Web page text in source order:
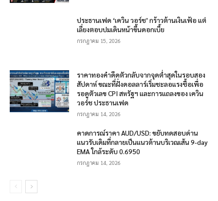
ประธานเฟด ‘เควิน วอร์ช’ กร้าวต้านเงินเฟ้อ แต่
เลี่ยงตอบปมเดินหน้าขึ้นดอกเบี้ย
กรกฎาคม 15, 2026
ราคาทองคำดีดตัวกลับจากจุดต่ำสุดในรอบสอง
สัปดาห์ ขณะที่ฝั่งดอลลาร์เริ่มชะลอแรงซื้อเพื่อ
รอดูตัวเลข CPI สหรัฐฯ และการแถลงของ เควิน
วอร์ช ประธานเฟด
กรกฎาคม 14, 2026
คาดการณ์ราคา AUD/USD: ขยับทดสอบด่าน
แนวรับเดิมที่กลายเป็นแนวต้านบริเวณเส้น 9-day
EMA ใกล้ระดับ 0.6950
กรกฎาคม 14, 2026